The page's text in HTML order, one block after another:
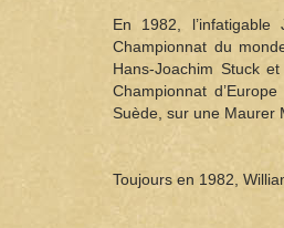
En 1982,
Championnat du
Hans-Joachim Stuck
Championnat
Suède, sur une Maurer
Toujours en 1982,